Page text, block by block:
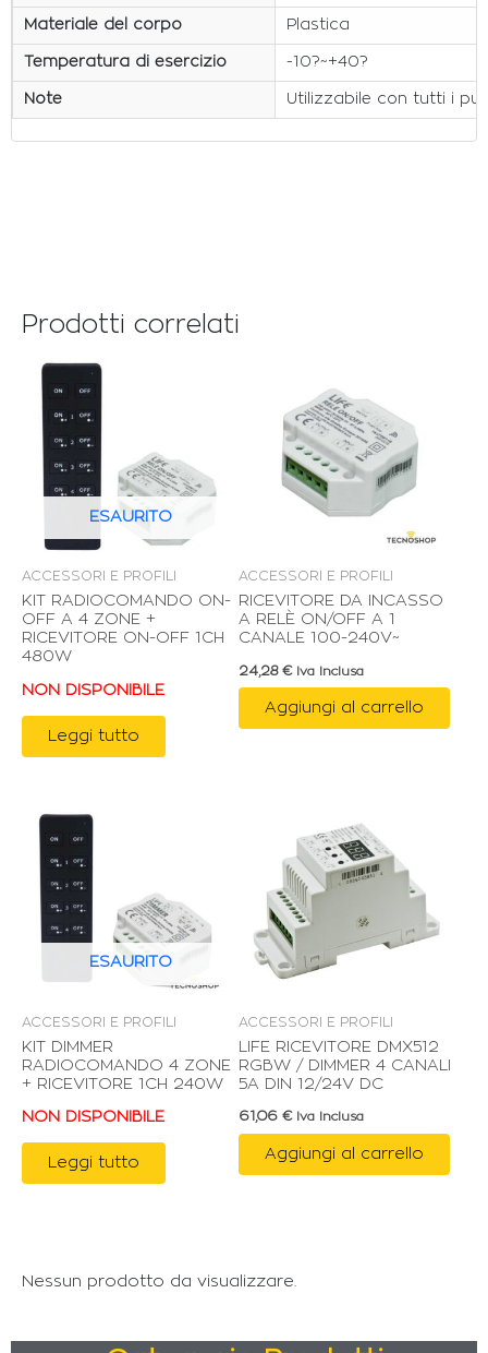
Materiale del corpo Plastica
Temperatura di esercizio -10?~+40?
Note Utilizzabile con tutti i
Prodotti correlati
ESAURITO
ACCESSORI E PROFILI
KIT RADIOCOMANDO ON-
OFF A 4 ZONE +
RICEVITORE ON-OFF 1CH
480W
NON DISPONIBILE
Leggi tutto
ACCESSORI E PROFILI
RICEVITORE DA INCASSO
A RELÈ ON/OFF A 1
CANALE 100-240V~
24,28 € Iva Inclusa
Aggiungi al carrello
ESAURITO
ACCESSORI E PROFILI
KIT DIMMER
RADIOCOMANDO 4 ZONE
+ RICEVITORE 1CH 240W
NON DISPONIBILE
Leggi tutto
ACCESSORI E PROFILI
LIFE RICEVITORE DMX512
RGBW / DIMMER 4 CANALI
5A DIN 12/24V DC
61,06 € Iva Inclusa
Aggiungi al carrello
Nessun prodotto da visualizzare.